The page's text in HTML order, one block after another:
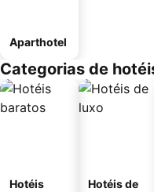
Aparthotel
Categorias de
Hotéis
Hotéis de